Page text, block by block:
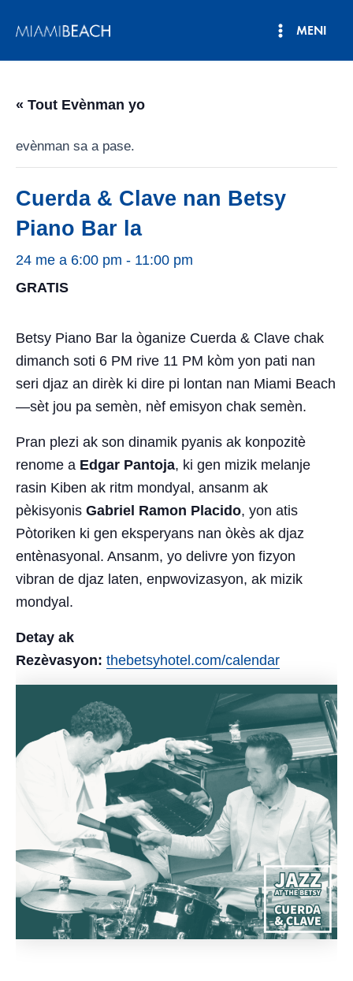
nan
MENI
« Tout Evènman yo
evènman sa a pase.
Cuerda & Clave nan Betsy
Piano Bar la
24 me a 6:00 pm - 11:00 pm
GRATIS
Betsy Piano Bar la òganize Cuerda & Clave chak
dimanch soti 6 PM rive 11 PM kòm yon pati nan
seri djaz an dirèk ki dire pi lontan nan Miami Beach
—sèt jou pa semèn, nèf emisyon chak semèn.
Pran plezi ak son dinamik pyanis ak konpozitè
renome a Edgar Pantoja, ki gen mizik melanje
rasin Kiben ak ritm mondyal, ansanm ak
pèkisyonis Gabriel Ramon Placido, yon atis
Pòtoriken ki gen eksperyans nan òkès ak djaz
entènasyonal. Ansanm, yo delivre yon fizyon
vibran de djaz laten, enpwovizasyon, ak mizik
mondyal.
Detay ak
Rezèvasyon: thebetsyhotel.com/calendar